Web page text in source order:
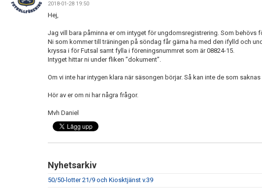
2018-01-28 19:50
Hej,
Jag vill bara påminna er om intyget för ungdomsregistrering. Som behövs
Ni som kommer till träningen på söndag får gärna ha med den ifylld och
kryssa i för Futsal samt fylla i föreningsnummret som är 08824-15.
Intyget hittar ni under fliken ”dokument”.
Om vi inte har intygen klara när säsongen börjar. Så kan inte de som
Hör av er om ni har några frågor.
Mvh Daniel
Nyhetsarkiv
50/50-lotter 21/9 och Kiosktjänst v.39